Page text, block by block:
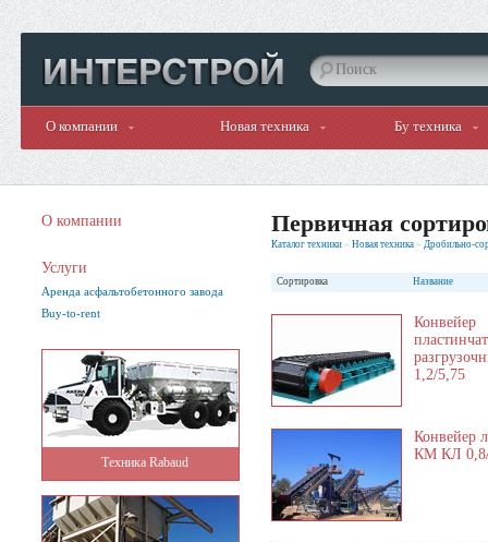
Поиск
О компании Новая техника Бу техника
О компании
Услуги
Аренда асфальтобетонного завода
Buy-to-rent
Техника Rabaud
Первичная
Каталог техники » Новая техника » Дробильно-
Сортировка Название
Конвейер
1,2/5,75
Конвейер
КМ КЛ